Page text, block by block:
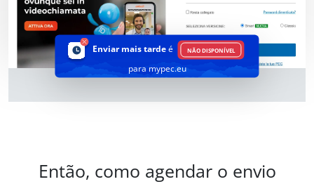
Enviar mais tardeé NÃO DISPONÍVEL
para mypec.eu
Então, como agendar o envio